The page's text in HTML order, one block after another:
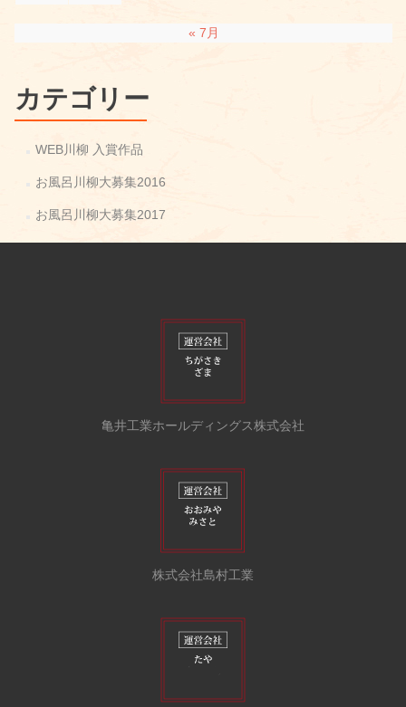
« 7月
カテゴリー
WEB川柳 入賞作品
お風呂川柳大募集2016
お風呂川柳大募集2017
亀井工業ホールディングス株式会社
株式会社島村工業